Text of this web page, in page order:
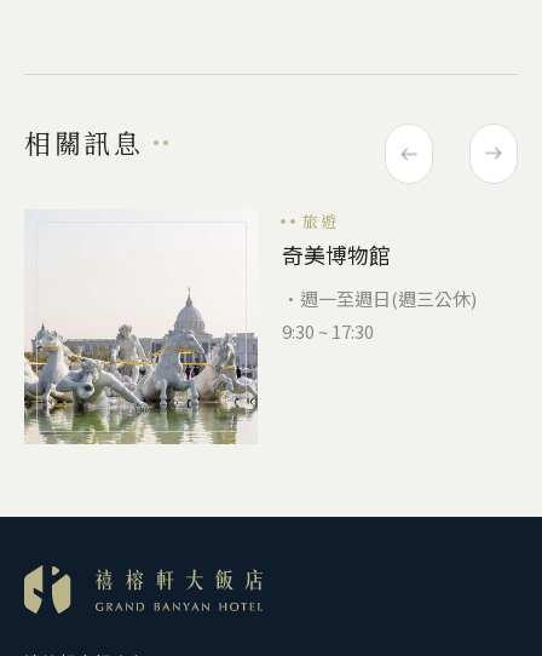
相關訊息
旅遊
奇美博物館
•週一至週日(週三公休)
9:30 ~ 17:30